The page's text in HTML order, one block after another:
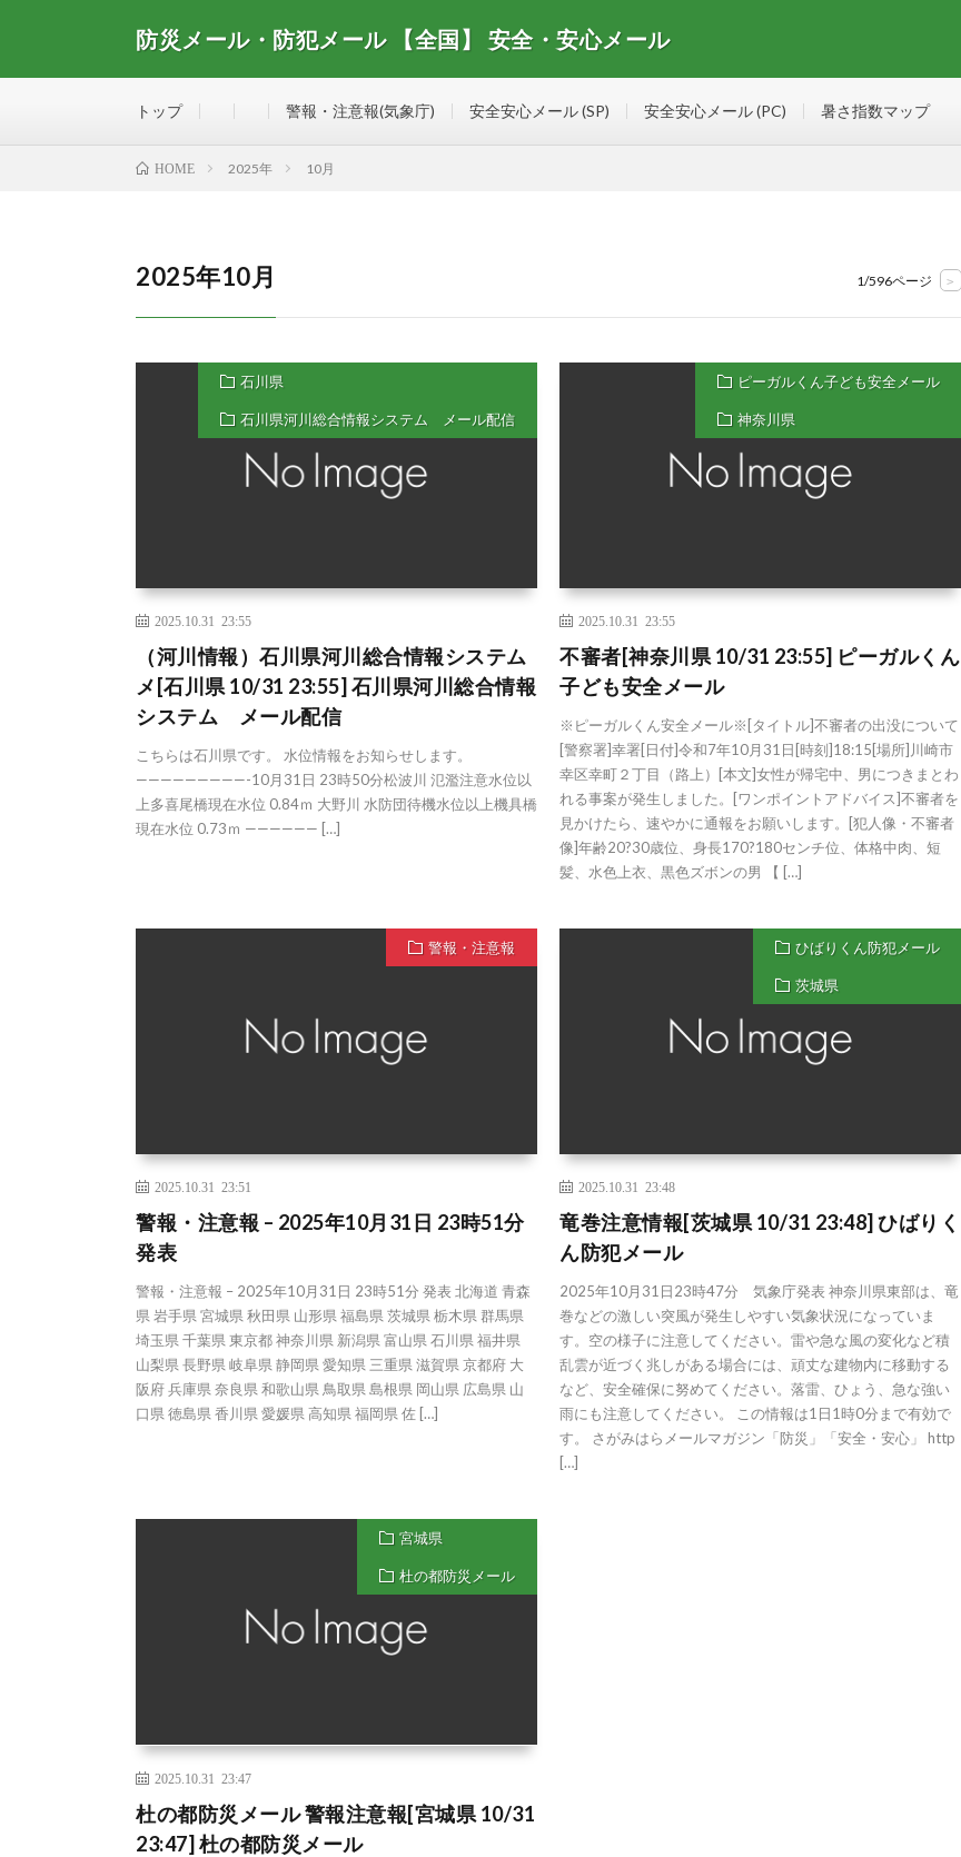
防災メール・防犯メール 【全国】 安全・安心メール
トップ 警報・注意報(気象庁) 安全安心メール (SP) 安全安心メール (PC) 暑さ指数マップ
HOME 2025年 10月
2025年10月 1/596ページ >
石川県
石川県河川総合情報システム メール配信
2025.10.31 23:55
（河川情報）石川県河川総合情報システム
メ[石川県 10/31 23:55] 石川県河川総合情報
システム メール配信
こちらは石川県です。 水位情報をお知らせします。
—————————-10月31日 23時50分松波川 氾濫注意水位以
上多喜尾橋現在水位 0.84ｍ 大野川 水防団待機水位以上機具橋
現在水位 0.73ｍ —————— […]
ピーガルくん子ども安全メール
神奈川県
2025.10.31 23:55
不審者[神奈川県 10/31 23:55] ピーガルくん
子ども安全メール
※ピーガルくん安全メール※[タイトル]不審者の出没について
[警察署]幸署[日付]令和7年10月31日[時刻]18:15[場所]川崎市
幸区幸町２丁目（路上）[本文]女性が帰宅中、男につきまとわ
れる事案が発生しました。[ワンポイントアドバイス]不審者を
見かけたら、速やかに通報をお願いします。[犯人像・不審者
像]年齢20?30歳位、身長170?180センチ位、体格中肉、短
髪、水色上衣、黒色ズボンの男 【 […]
警報・注意報
2025.10.31 23:51
警報・注意報 – 2025年10月31日 23時51分
発表
警報・注意報 – 2025年10月31日 23時51分 発表 北海道 青森
県 岩手県 宮城県 秋田県 山形県 福島県 茨城県 栃木県 群馬県
埼玉県 千葉県 東京都 神奈川県 新潟県 富山県 石川県 福井県
山梨県 長野県 岐阜県 静岡県 愛知県 三重県 滋賀県 京都府 大
阪府 兵庫県 奈良県 和歌山県 鳥取県 島根県 岡山県 広島県 山
口県 徳島県 香川県 愛媛県 高知県 福岡県 佐 […]
ひばりくん防犯メール
茨城県
2025.10.31 23:48
竜巻注意情報[茨城県 10/31 23:48] ひばりく
ん防犯メール
2025年10月31日23時47分 気象庁発表 神奈川県東部は、竜
巻などの激しい突風が発生しやすい気象状況になっていま
す。空の様子に注意してください。雷や急な風の変化など積
乱雲が近づく兆しがある場合には、頑丈な建物内に移動する
など、安全確保に努めてください。落雷、ひょう、急な強い
雨にも注意してください。 この情報は1日1時0分まで有効で
す。 さがみはらメールマガジン「防災」「安全・安心」 http
[…]
宮城県
杜の都防災メール
2025.10.31 23:47
杜の都防災メール 警報注意報[宮城県 10/31
23:47] 杜の都防災メール